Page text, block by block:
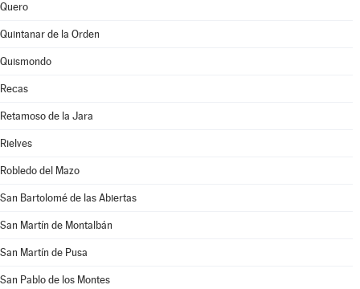
Quero
Quintanar de la Orden
Quismondo
Recas
Retamoso de la Jara
Rielves
Robledo del Mazo
San Bartolomé de las Abiertas
San Martín de Montalbán
San Martín de Pusa
San Pablo de los Montes